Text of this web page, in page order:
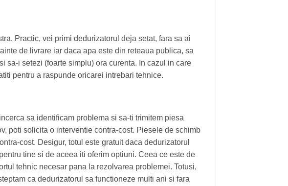
Practic, vei primi dedurizatorul deja setat, fara sa ai
de livrare iar daca apa este din reteaua publica, sa
sa-i setezi (foarte simplu) ora curenta. In cazul in care
pentru a raspunde oricarei intrebari tehnice.
sa identificam problema si sa-ti trimitem piesa
poti solicita o interventie contra-cost. Piesele de schimb
cost. Desigur, totul este gratuit daca dedurizatorul
tine si de aceea iti oferim optiuni. Ceea ce este de
tehnic necesar pana la rezolvarea problemei. Totusi,
ca dedurizatorul sa functioneze multi ani si fara